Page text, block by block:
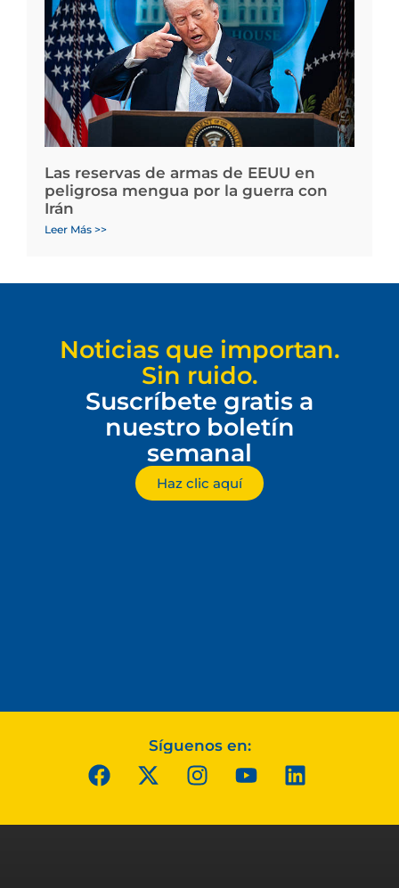
Las reservas de armas de EEUU en
peligrosa mengua por la guerra con
Irán
Leer Más >>
Noticias que importan.
Sin ruido.
Suscríbete gratis a
nuestro boletín
semanal
Haz clic aquí
Síguenos en: